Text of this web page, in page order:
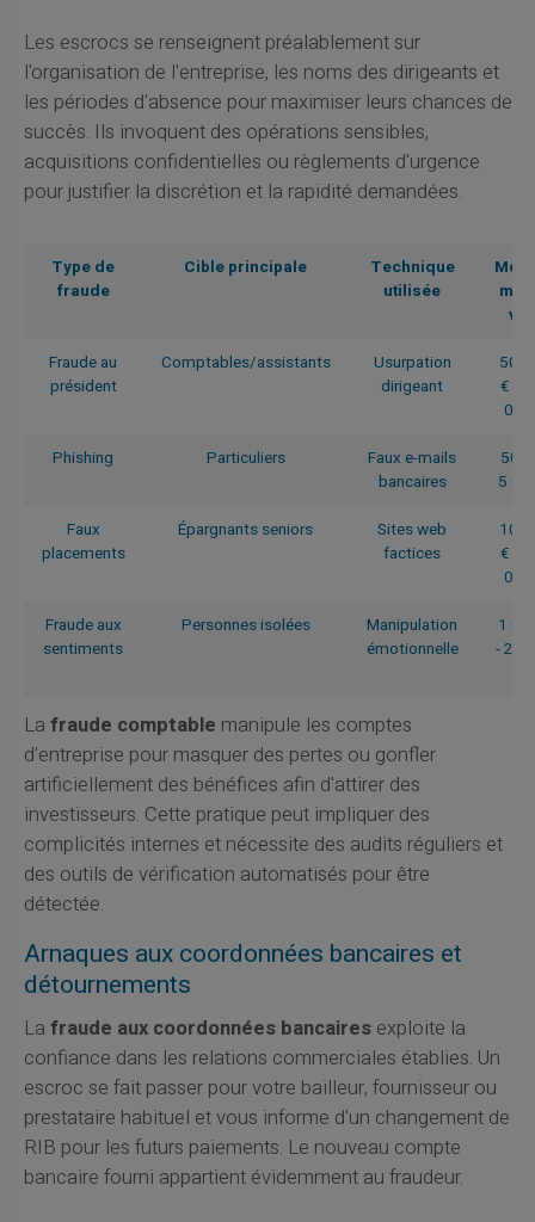
Les escrocs se renseignent préalablement sur
l'organisation de l'entreprise, les noms des dirigeants et
les périodes d'absence pour maximiser leurs chances de
succès. Ils invoquent des opérations sensibles,
acquisitions confidentielles ou règlements d'urgence
pour justifier la discrétion et la rapidité demandées.
Type de
fraude
Cible principale
Technique
utilisée
Fraude au
président
Comptables/assistants
Usurpation
dirigeant
50
€ -
Phishing
Particuliers
Faux e-mails
bancaires
500
5
Faux
placements
Épargnants seniors
Sites web
factices
10
€ -
Fraude aux
sentiments
Personnes isolées
Manipulation
émotionnelle
1
- 20
La fraude comptable manipule les comptes
d'entreprise pour masquer des pertes ou gonfler
artificiellement des bénéfices afin d'attirer des
investisseurs. Cette pratique peut impliquer des
complicités internes et nécessite des audits réguliers et
des outils de vérification automatisés pour être
détectée.
Arnaques aux coordonnées bancaires et
détournements
La fraude aux coordonnées bancairesexploite la
confiance dans les relations commerciales établies. Un
escroc se fait passer pour votre bailleur, fournisseur ou
prestataire habituel et vous informe d'un changement de
RIB pour les futurs paiements. Le nouveau compte
bancaire fourni appartient évidemment au fraudeur.